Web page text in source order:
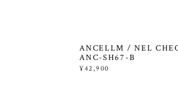
ANCELLM / NEL
ANC-SH67-B
¥42,900